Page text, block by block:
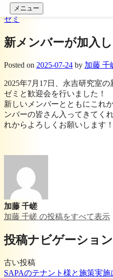
コンテンツへスキップ
メニュー
ゼミ
新メンバーが加入
Posted on 2025-07-24 by 加藤 千
2025年7月17日、永吉研究室
ゼミと歓迎会を行いました！
新しいメンバーとともにこれ
ンバーの皆さん入ってきてく
れからよろしくお願いします！
加藤 千嵯
加藤 千嵯 の投稿をすべて表示
投稿ナビゲーション
古い投稿
SAPAのテナント様と施策実